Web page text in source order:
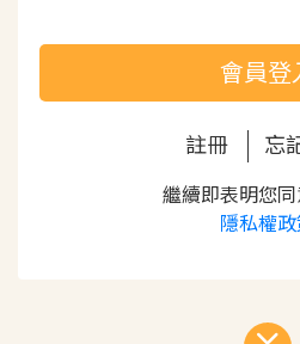
會員登
註冊 忘
繼續即表明您
隱私權政